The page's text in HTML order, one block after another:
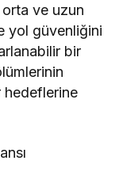
ve uzun
yol güvenliğini
bir
hedeflerine